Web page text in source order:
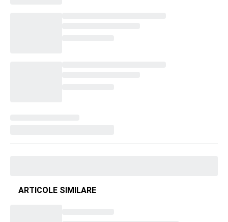
ARTICOLE SIMILARE